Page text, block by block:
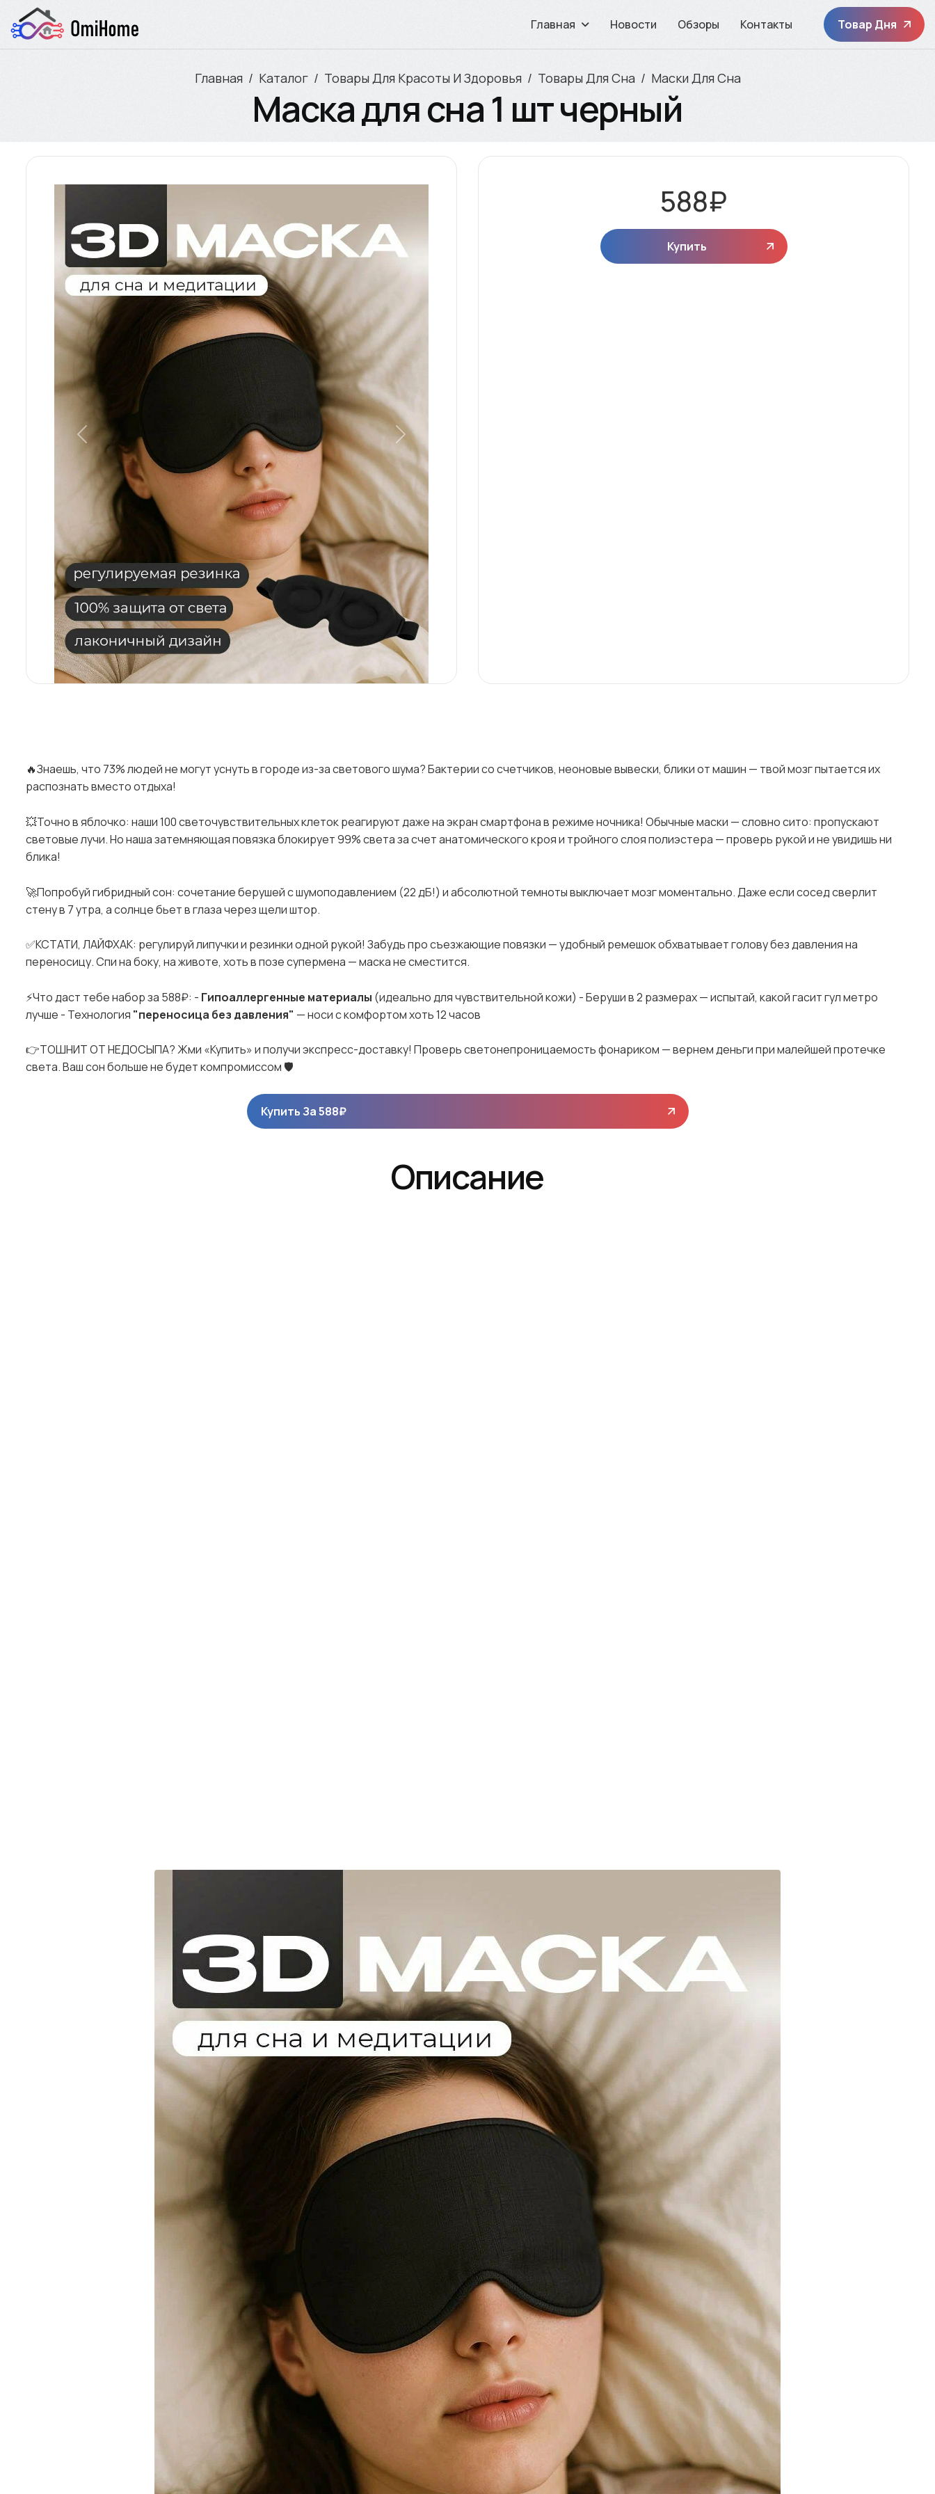
Главная Новости Обзоры Контакты Товар Дня
Главная Каталог Товары Для Красоты И Здоровья Товары Для Сна Маски Для Сна
Маска для сна 1 шт черный
Назад Вперед
588₽
Купить
🔥Знаешь, что 73% людей не могут уснуть в городе из-за светового шума? Бактерии со счетчиков, неоновые вывески, блики от машин — твой мозг пытается их
распознать вместо отдыха!
💥Точно в яблочко: наши 100 светочувствительных клеток реагируют даже на экран смартфона в режиме ночника! Обычные маски — словно сито: пропускают
световые лучи. Но наша затемняющая повязка блокирует 99% света за счет анатомического кроя и тройного слоя полиэстера — проверь рукой и не увидишь ни
блика!
🚀Попробуй гибридный сон: сочетание берушей с шумоподавлением (22 дБ!) и абсолютной темноты выключает мозг моментально. Даже если сосед сверлит
стену в 7 утра, а солнце бьет в глаза через щели штор.
✅КСТАТИ, ЛАЙФХАК: регулируй липучки и резинки одной рукой! Забудь про съезжающие повязки — удобный ремешок обхватывает голову без давления на
переносицу. Спи на боку, на животе, хоть в позе супермена — маска не сместится.
⚡️Что даст тебе набор за 588₽: - Гипоаллергенные материалы (идеально для чувствительной кожи) - Беруши в 2 размерах — испытай, какой гасит гул метро
лучше - Технология "переносица без давления" — носи с комфортом хоть 12 часов
👉ТОШНИТ ОТ НЕДОСЫПА? Жми «Купить» и получи экспресс-доставку! Проверь светонепроницаемость фонариком — вернем деньги при малейшей протечке
света. Ваш сон больше не будет компромиссом 🛡️
Купить За588₽
Описание